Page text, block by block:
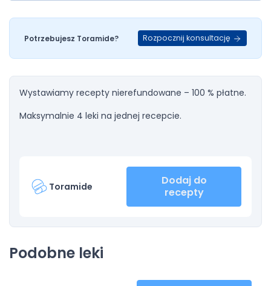
Potrzebujesz Toramide? Rozpocznij konsultację
Wystawiamy recepty nierefundowane – 100 % płatne.
Maksymalnie 4 leki na jednej recepcie.
Toramide
Dodaj do
recepty
Podobne leki